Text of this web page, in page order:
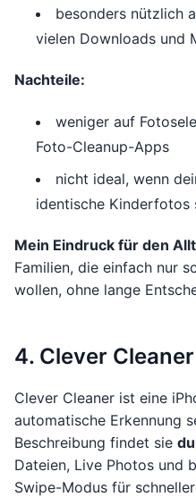
besonders nützlich
vielen Downloads und
Nachteile:
weniger auf
Foto-Cleanup-Apps
nicht ideal, wenn
identische Kinderfotos
Mein Eindruck für den
Familien, die einfach nur
wollen, ohne lange
4. Clever Cleaner
Clever Cleaner ist eine
automatische Erkennung
Beschreibung findet sie
Dateien, Live Photos und
Swipe-Modus für